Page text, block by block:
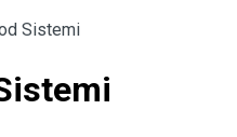
Sistemi